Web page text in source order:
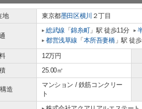
地 東京都墨田区横川 ２丁目
総武線 「錦糸町」駅 徒歩11分
都営浅草線 「 本所吾妻橋」駅 徒
12万円
25.00㎡
造
マンション / 鉄筋コンクリー
ト